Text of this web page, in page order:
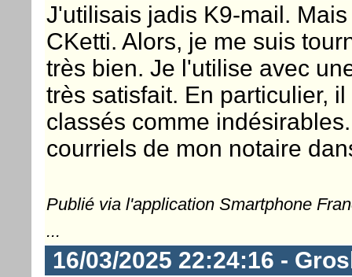
J'utilisais jadis K9-mail.
CKetti. Alors, je me suis
très bien. Je l'utilise avec
très satisfait. En particulier,
classés comme
courriels de mon notaire
Publié via l'application Smartphone
...
16/03/2025 22:24:16 -